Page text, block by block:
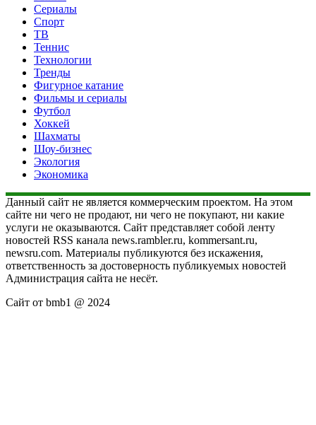
Сериалы
Спорт
ТВ
Теннис
Технологии
Тренды
Фигурное катание
Фильмы и сериалы
Футбол
Хоккей
Шахматы
Шоу-бизнес
Экология
Экономика
Данный сайт не является коммерческим проектом. На этом
сайте ни чего не продают, ни чего не покупают, ни какие
услуги не оказываются. Сайт представляет собой ленту
новостей RSS канала news.rambler.ru, kommersant.ru,
newsru.com. Материалы публикуются без искажения,
ответственность за достоверность публикуемых новостей
Администрация сайта не несёт.
Сайт от bmb1 @ 2024